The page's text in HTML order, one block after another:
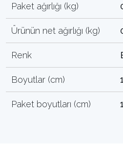
Paket ağırlığı (kg)
Ürünün net ağırlığı (kg)
Renk
Boyutlar (cm)
Paket boyutları (cm)